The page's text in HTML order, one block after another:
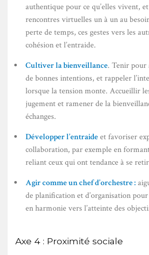
authentique pour ce qu’elles vivent,
rencontres virtuelles un à un au
perte de temps, ces gestes vers les
cohésion et l’entraide.
Cultiver la bienveillance. Tenir pour
de bonnes intentions, et rappeler
lorsque la tension monte. Accueillir
jugement et ramener de la
échanges.
Développer l’entraideet favoriser
collaboration, par exemple en
reliant ceux qui ont tendance à se
Agir comme un chef d’orchestre :
de planification et d’organisation
en harmonie vers l’atteinte des
Axe 4 : Proximité sociale